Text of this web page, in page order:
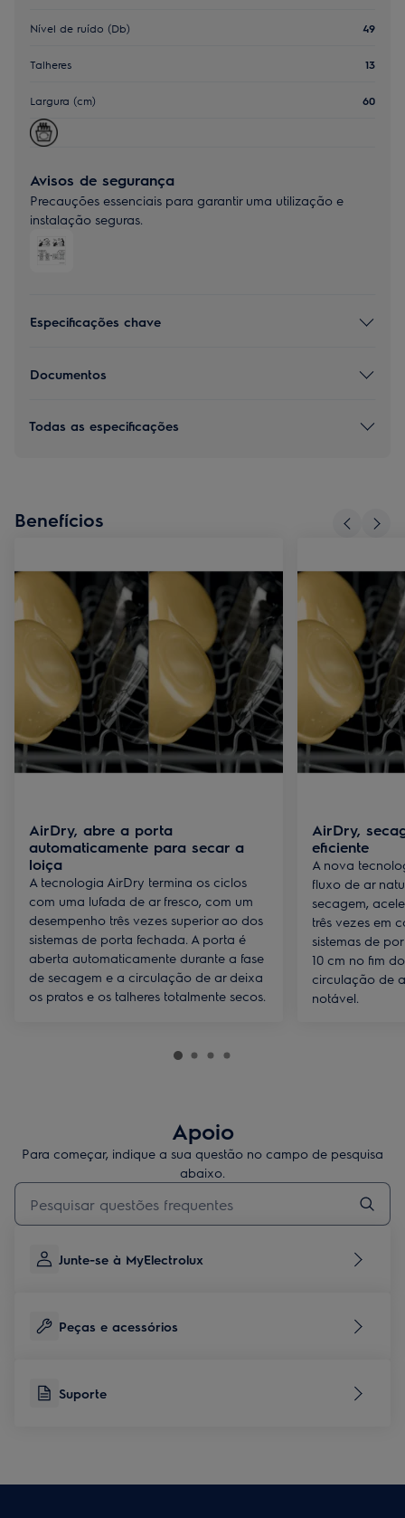
Nível de ruído (Db) 49
Talheres 13
Largura (cm) 60
Avisos de segurança
Precauções essenciais para garantir uma utilização e
instalação seguras.
Especificações chave
Documentos
Todas as especificações
Benefícios
AirDry, abre a porta
automaticamente para secar a
loiça
A tecnologia AirDry termina os ciclos
com uma lufada de ar fresco, com um
desempenho três vezes superior ao dos
sistemas de porta fechada. A porta é
aberta automaticamente durante a fase
de secagem e a circulação de ar deixa
os pratos e os talheres totalmente secos.
AirDry,
eficiente
A nova
fluxo de ar
secagem,
três vezes em
sistemas de
10 cm no fim
circulação de
notável.
Apoio
Para começar, indique a sua questão no campo de pesquisa
abaixo.
Type to search for support articles
Junte-se à MyElectrolux
Peças e acessórios
Suporte